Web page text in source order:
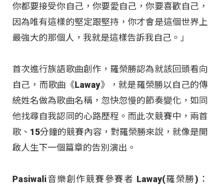
你都要接受你自己，你要愛自己，你要喜歡自己，
因為唯有這樣的堅定跟堅持，你才會是這個世界上
最強大的那個人，我就是這樣告訴我自己。」
首次進行族語歌曲創作，羅榮勝認為就該回頭看向
自己，而歌曲《Laway》，就是羅榮勝以自己的傳
統姓名做為歌曲名稱，忽快忽慢的節奏變化，如同
他找尋自我認同的心路歷程。而此次競賽中，兩首
歌、15分鐘的競賽內容，對羅榮勝來說，就像是開
啟人生下一個篇章的告別演出。
Pasiwali音樂創作競賽參賽者 Laway(羅榮勝)：